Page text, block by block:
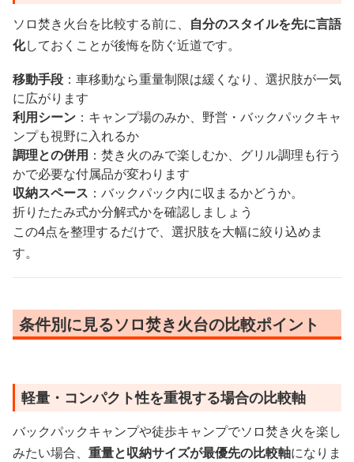
ソロ焚き火台を比較する前に、 自分のスタイルを先に言語
化しておくことが後悔を防ぐ近道です。
移動手段 ：車移動なら重量制限は緩くなり、選択肢が一気
に広がります
利用シーン ：キャンプ場のみか、野営・バックパックキャ
ンプも視野に入れるか
調理との併用 ：焚き火のみで楽しむか、グリル調理も行う
かで必要な付属品が変わります
収納スペース ：バックパック内に収まるかどうか。
折りたたみ式か分解式かを確認しましょう
この4点を整理するだけで、選択肢を大幅に絞り込めま
す。
条件別に見るソロ焚き火台の比較ポイント
軽量・コンパクト性を重視する場合の比較軸
バックパックキャンプや徒歩キャンプでソロ焚き火を楽し
みたい場合、 重量と収納サイズが最優先の比較軸になりま